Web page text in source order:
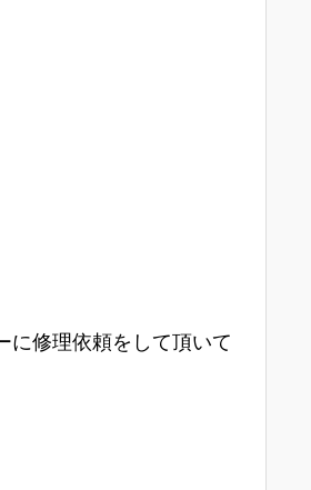
に修理依頼をして頂いて